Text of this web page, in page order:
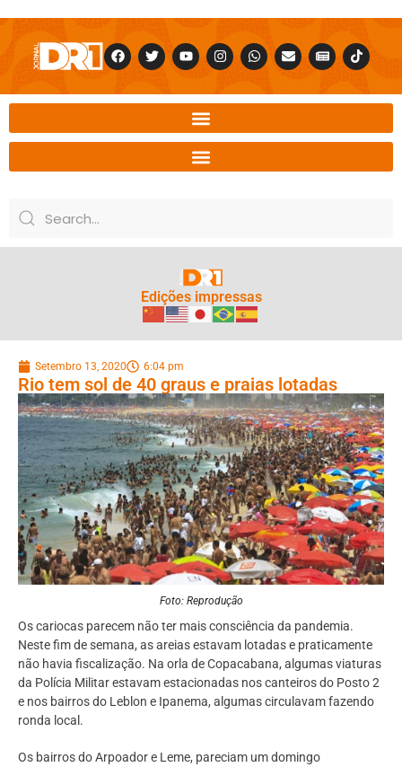
Edições impressas
Setembro 13, 2020 6:04 pm
Rio tem sol de 40 graus e praias lotadas
Foto: Reprodução
Os cariocas parecem não ter mais consciência da pandemia.
Neste fim de semana, as areias estavam lotadas e praticamente
não havia fiscalização. Na orla de Copacabana, algumas viaturas
da Polícia Militar estavam estacionadas nos canteiros do Posto 2
e nos bairros do Leblon e Ipanema, algumas circulavam fazendo
ronda local.
Os bairros do Arpoador e Leme, pareciam um domingo